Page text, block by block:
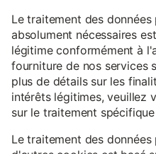
Le traitement des
absolument nécessaires
légitime conformément à
fourniture de nos services
plus de détails sur les
intérêts légitimes, veuillez
sur le traitement
Le traitement des